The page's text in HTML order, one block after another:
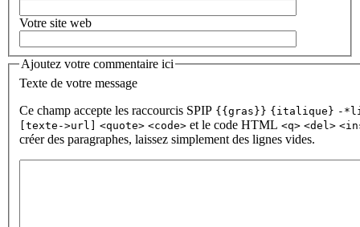
Votre site web
Ajoutez votre commentaire ici
Texte de votre message
Ce champ accepte les raccourcis SPIP {{gras}} {italique} -
[texte->url] <quote> <code> et le code HTML <q> <del>
créer des paragraphes, laissez simplement des lignes vides.